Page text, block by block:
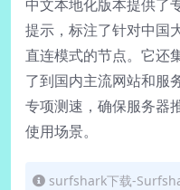
中文本地化版本提供了
提示，标注了针对中国
直连模式的节点。它还
了到国内主流网站和服
专项测速，确保服务器
使用场景。
surfshark下载-